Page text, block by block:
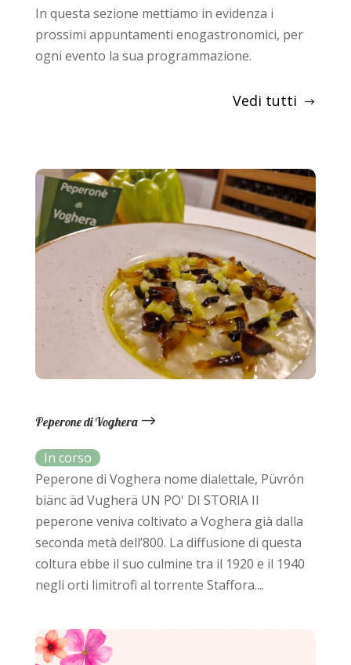
In questa sezione mettiamo in evidenza i
prossimi appuntamenti enogastronomici, per
ogni evento la sua programmazione.
Vedi tutti
Peperone di Voghera
Peperone di Voghera nome dialettale, Püvrón
biänc äd Vugherä UN PO' DI STORIA Il
peperone veniva coltivato a Voghera già dalla
seconda metà dell’800. La diffusione di questa
coltura ebbe il suo culmine tra il 1920 e il 1940
negli orti limitrofi al torrente Staffora....